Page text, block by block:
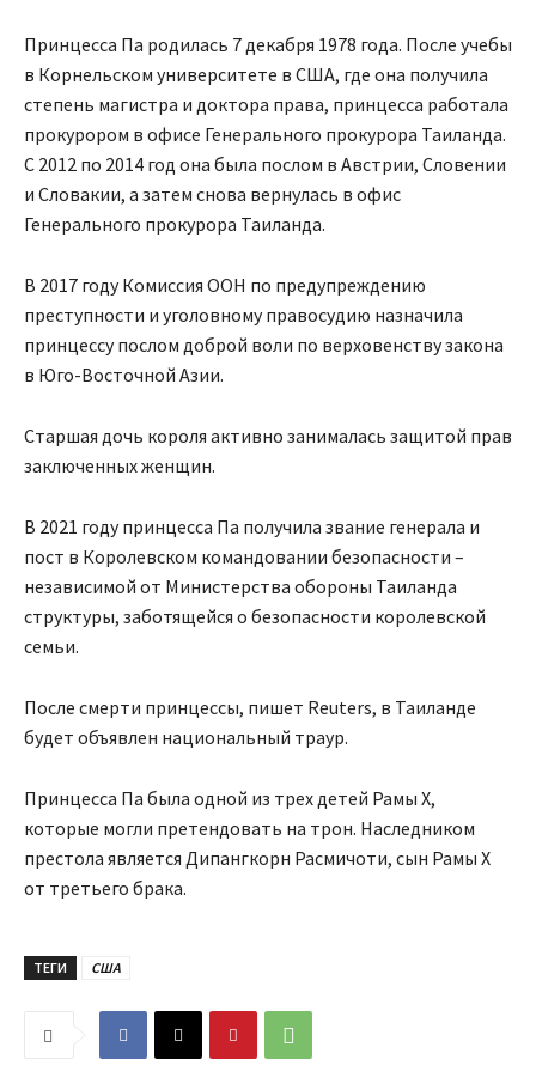
Принцесса Па родилась 7 декабря 1978 года. После учебы
в Корнельском университете в США, где она получила
степень магистра и доктора права, принцесса работала
прокурором в офисе Генерального прокурора Таиланда.
С 2012 по 2014 год она была послом в Австрии, Словении
и Словакии, а затем снова вернулась в офис
Генерального прокурора Таиланда.
В 2017 году Комиссия ООН по предупреждению
преступности и уголовному правосудию назначила
принцессу послом доброй воли по верховенству закона
в Юго-Восточной Азии.
Старшая дочь короля активно занималась защитой прав
заключенных женщин.
В 2021 году принцесса Па получила звание генерала и
пост в Королевском командовании безопасности –
независимой от Министерства обороны Таиланда
структуры, заботящейся о безопасности королевской
семьи.
После смерти принцессы, пишет Reuters, в Таиланде
будет объявлен национальный траур.
Принцесса Па была одной из трех детей Рамы X,
которые могли претендовать на трон. Наследником
престола является Дипангкорн Расмичоти, сын Рамы X
от третьего брака.
ТЕГИ США